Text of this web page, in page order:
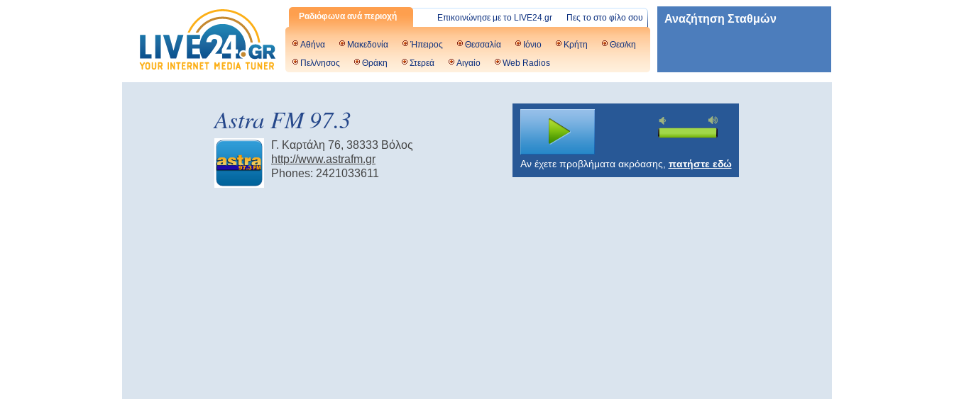
Ραδιόφωνα ανά περιοχή Πες το στο φίλο σου
Επικοινώνησε με το LIVE24.gr
Αθήνα Μακεδονία Ήπειρος Θεσσαλία Ιόνιο Κρήτη
Θεσ/κη
Πελ/νησος
Θράκη Στερεά Αιγαίο Web Radios
Αναζήτηση Σταθμών
Astra FM 97.3
Γ. Καρτάλη 76, 38333 Βόλος
http://www.astrafm.gr
Phones: 2421033611
Αν έχετε προβλήματα ακρόασης, πατήστε εδώ